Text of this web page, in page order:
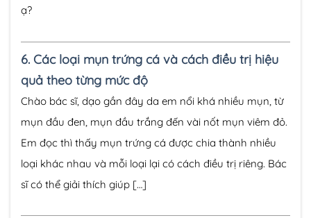
ạ?
6. Các loại mụn trứng cá và cách điều trị hiệu
quả theo từng mức độ
Chào bác sĩ, dạo gần đây da em nổi khá nhiều mụn, từ
mụn đầu đen, mụn đầu trắng đến vài nốt mụn viêm đỏ.
Em đọc thì thấy mụn trứng cá được chia thành nhiều
loại khác nhau và mỗi loại lại có cách điều trị riêng. Bác
sĩ có thể giải thích giúp […]